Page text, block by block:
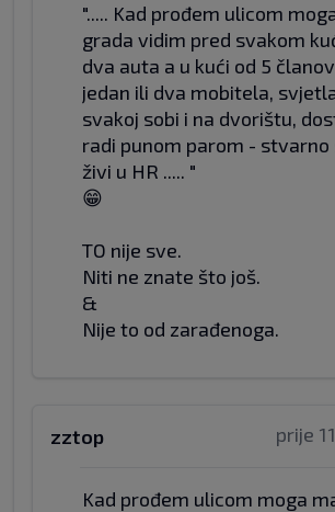
"..... Kad prođem ulicom
grada vidim pred svakom
dva auta a u kući od 5
jedan ili dva mobitela,
svakoj sobi i na dvorištu,
radi punom parom - stvarno
živi u HR ..... "
😁
TO nije sve.
Niti ne znate što još.
&
Nije to od zarađenoga.
prije
zztop
Kad prođem ulicom moga